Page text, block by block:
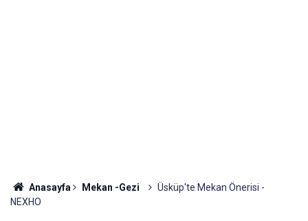
Anasayfa Mekan -Gezi
Üsküp'te Mekan Önerisi -
NEXHO